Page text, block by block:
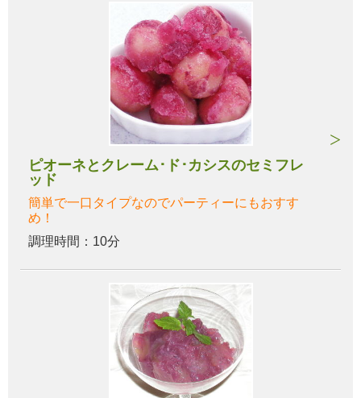
ピオーネとクレーム･ド･カシスのセミフレ
ッド
簡単で一口タイプなのでパーティーにもおすす
め！
調理時間：10分